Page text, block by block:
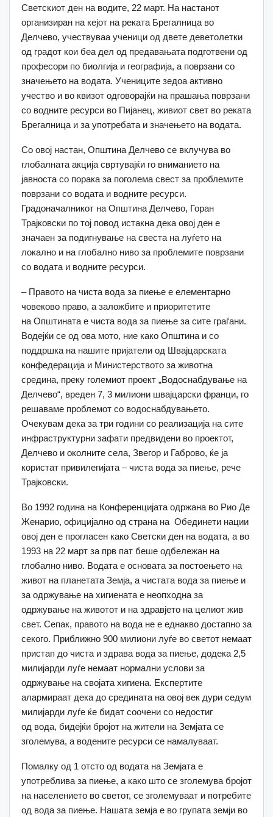
Светскиот ден на водите, 22 март. На настанот
организиран на кејот на реката Брегалница во
Делчево, учествуваа ученици од двете деветолетки
од градот кои беа дел од предавањата подготвени од
професори по биолгија и географија, а поврзани со
значењето на водата. Учениците зедоа активно
учество и во квизот одговорајќи на прашања поврзани
со водните ресурси во Пијанец, живиот свет во реката
Брегалница и за употребата и значењето на водата.
Со овој настан, Општина Делчево се вклучува во
глобалната акција свртувајќи го вниманието на
јавноста со порака за поголема свест за проблемите
поврзани со водата и водните ресурси.
Градоначалникот на Општина Делчево, Горан
Трајковски по тој повод истакна дека овој ден е
значаен за подигнување на свеста на луѓето на
локално и на глобално ниво за проблемите поврзани
со водата и водните ресурси.
– Правото на чиста вода за пиење е елементарно
човеково право, а заложбите и приоритетите
на Општината е чиста вода за пиење за сите граѓани.
Водејќи се од ова мото, ние како Општина и со
поддршка на нашите пријатели од Швајцарската
конфедерација и Министерството за животна
средина, преку големиот проект „Водоснабдување на
Делчево“, вреден 7, 3 милиони швајцарски франци, го
решаваме проблемот со водоснабдувањето.
Очекувам дека за три години со реализација на сите
инфраструктурни зафати предвидени во проектот,
Делчево и околните села, Звегор и Габрово, ќе ја
користат привилегијата – чиста вода за пиење, рече
Трајковски.
Во 1992 година на Конференцијата одржана во Рио Де
Женарио, официјално од страна на Обединети нации
овој ден е прогласен како Светски ден на водата, а во
1993 на 22 март за прв пат беше одбележан на
глобално ниво. Водата е основата за постоењето на
живот на планетата Земја, а чистата вода за пиење и
за одржување на хигиената е неопходна за
одржување на животот и на здравјето на целиот жив
свет. Сепак, правото на вода не е еднакво достапно за
секого. Приближно 900 милиони луѓе во светот немаат
пристап до чиста и здрава вода за пиење, додека 2,5
милијарди луѓе немаат нормални услови за
одржување на својата хигиена. Експертите
алармираат дека до средината на овој век дури седум
милијарди луѓе ќе бидат соочени со недостиг
од вода, бидејќи бројот на жители на Земјата се
зголемува, а водените ресурси се намалуваат.
Помалку од 1 отсто од водата на Земјата е
употреблива за пиење, а како што се зголемува бројот
на населението во светот, се зголемуваат и потребите
од вода за пиење. Нашата земја е во групата земји во